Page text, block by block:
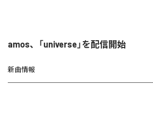
amos、「universe」を配信開始
新曲情報